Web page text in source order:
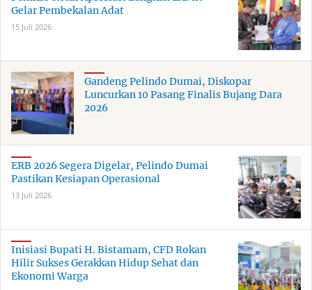
Gelar Pembekalan Adat
15 Juli 2026
Gandeng Pelindo Dumai, Diskopar
Luncurkan 10 Pasang Finalis Bujang Dara
2026
ERB 2026 Segera Digelar, Pelindo Dumai
Pastikan Kesiapan Operasional
13 Juli 2026
Inisiasi Bupati H. Bistamam, CFD Rokan
Hilir Sukses Gerakkan Hidup Sehat dan
Ekonomi Warga